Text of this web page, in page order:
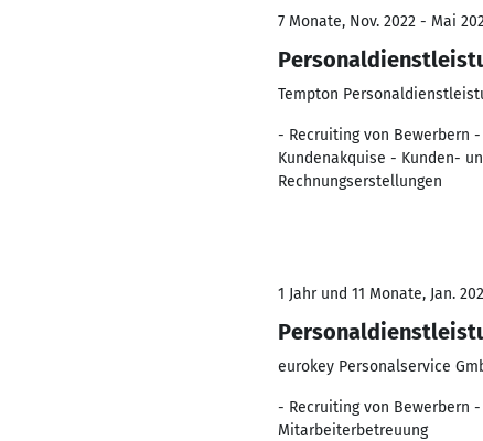
7 Monate, Nov. 2022 - Mai
Tempton
- Recruiting von Bewerbern
Kundenakquise - Kunden-
Rechnungserstellungen
1 Jahr und 11 Monate, Jan.
eurokey Personalservice
- Recruiting von Bewerbern
Mitarbeiterbetreuung